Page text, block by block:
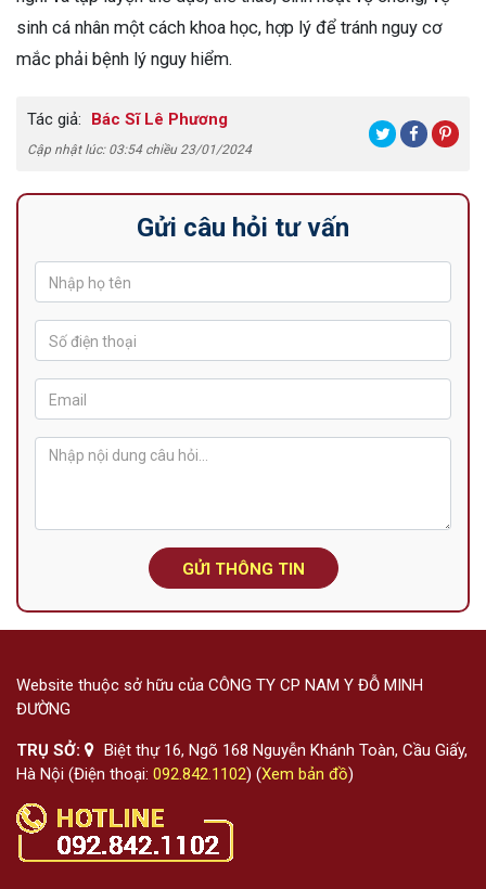
sinh cá nhân một cách khoa học, hợp lý để tránh nguy cơ
mắc phải bệnh lý nguy hiểm.
Tác giả: Bác Sĩ Lê Phương
Cập nhật lúc: 03:54 chiều 23/01/2024
Gửi câu hỏi tư vấn
GỬI THÔNG TIN
Website thuộc sở hữu của CÔNG TY CP NAM Y ĐỖ MINH
ĐƯỜNG
TRỤ SỞ:
Biệt thự 16, Ngõ 168 Nguyễn Khánh Toàn, Cầu Giấy,
Hà Nội (Điện thoại: 092.842.1102) (Xem bản đồ)